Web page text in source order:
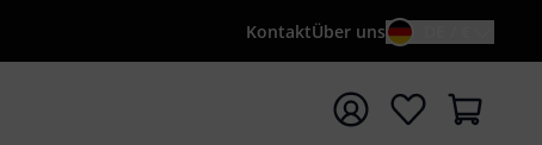
KontaktÜber uns
mit Suchwort {searchTerm} starten